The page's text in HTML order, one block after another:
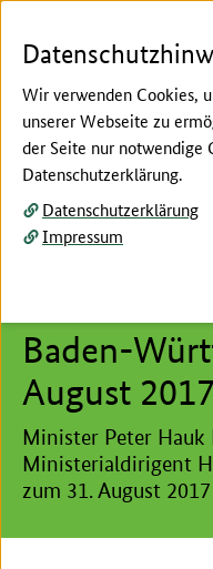
Hier beginnt der Hauptinhalt
Raum und
Baden-
August 2017
Minister Peter Hauk
Ministerialdirigent
zum 31. August
Wir verwenden Cookies,
unserer Webseite zu
der Seite nur notwendige
Datenschutzerklärung.
Datenschutzerklärung
Impressum